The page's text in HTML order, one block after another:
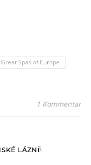
Great Spas of Europe
1 Kommentar
LÁZNĚ